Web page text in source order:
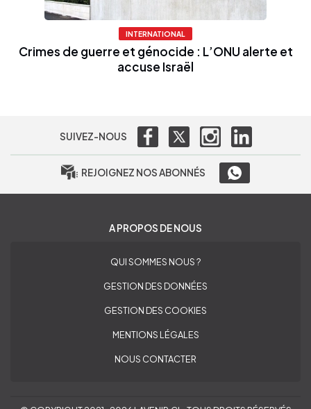
INTERNATIONAL
Crimes de guerre et génocide : L’ONU alerte et
accuse Israël
SUIVEZ-NOUS
REJOIGNEZ NOS ABONNÉS
A PROPOS DE NOUS
QUI SOMMES NOUS ?
GESTION DES DONNÉES
GESTION DES COOKIES
MENTIONS LÉGALES
NOUS CONTACTER